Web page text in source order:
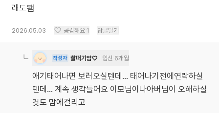
래도됌
2026.05.03 공감해요 1 답글달기
작성자 찰떠기맘♡ 임신 6개월
애기태어나면 보러오실텐데... 태어나기전에연락하실
텐데... 계속 생각들어요 이모님이나아버님이 오해하실
것도 맘에걸리고